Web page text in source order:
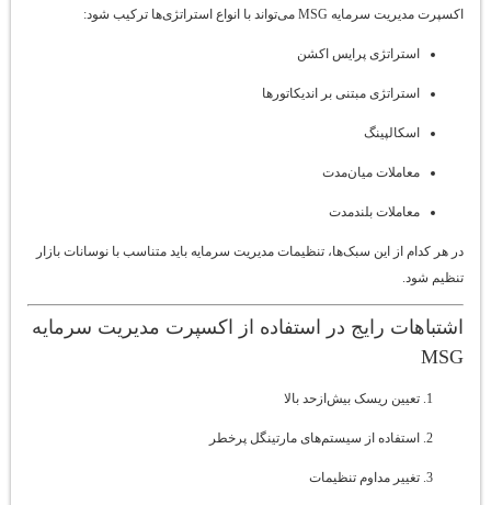
اکسپرت مدیریت سرمایه MSG می‌تواند با انواع استراتژی‌ها ترکیب شود:
استراتژی پرایس اکشن
استراتژی مبتنی بر اندیکاتورها
اسکالپینگ
معاملات میان‌مدت
معاملات بلندمدت
در هر کدام از این سبک‌ها، تنظیمات مدیریت سرمایه باید متناسب با نوسانات بازار
تنظیم شود.
اشتباهات رایج در استفاده از اکسپرت مدیریت سرمایه
MSG
تعیین ریسک بیش‌ازحد بالا
استفاده از سیستم‌های مارتینگل پرخطر
تغییر مداوم تنظیمات